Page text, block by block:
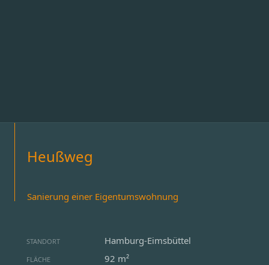
Heußweg
Sanierung einer Eigentumswohnung
STANDORT Hamburg-Eimsbüttel
FLÄCHE 92 m²